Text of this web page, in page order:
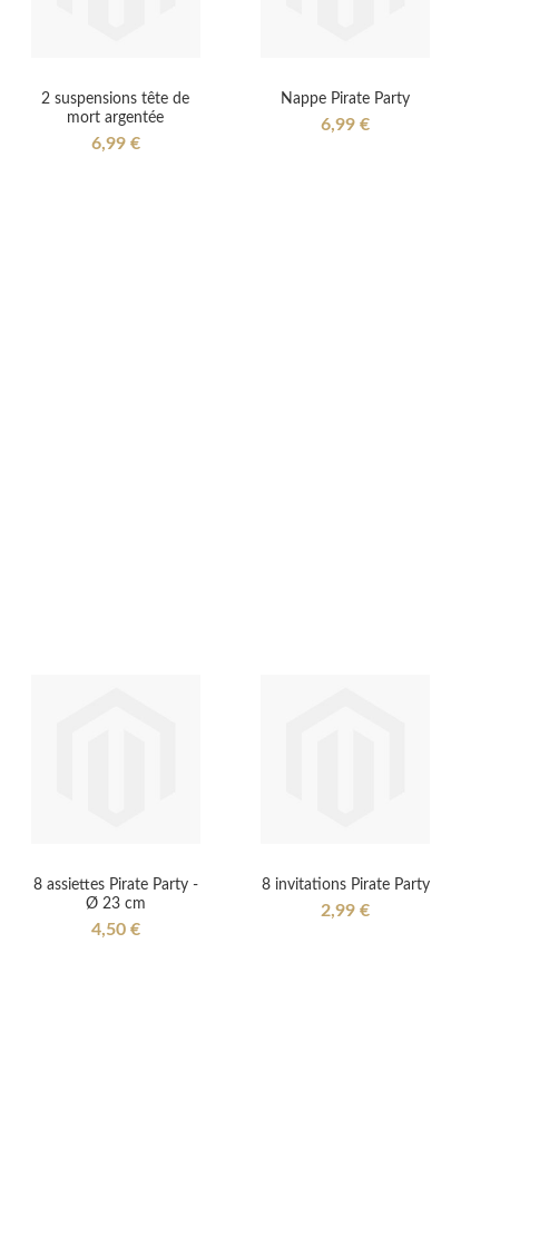
2 suspensions tête de
mort argentée
6,99 €
Nappe Pirate Party
6,99 €
8 assiettes Pirate Party -
Ø 23 cm
4,50 €
8 invitations Pirate Party
2,99 €